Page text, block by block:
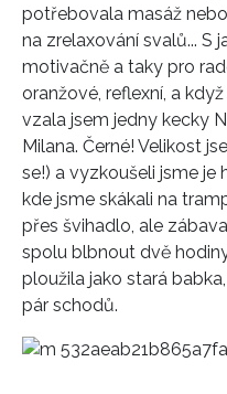
potřebovala masáž
na zrelaxování svalů... S
motivačně a taky pro
oranžové, reflexní, a
vzala jsem jedny kecky
Milana. Černé! Velikost
se!) a vyzkoušeli jsme je
kde jsme skákali na
přes švihadlo, ale
spolu blbnout dvě
ploužila jako stará
pár schodů.